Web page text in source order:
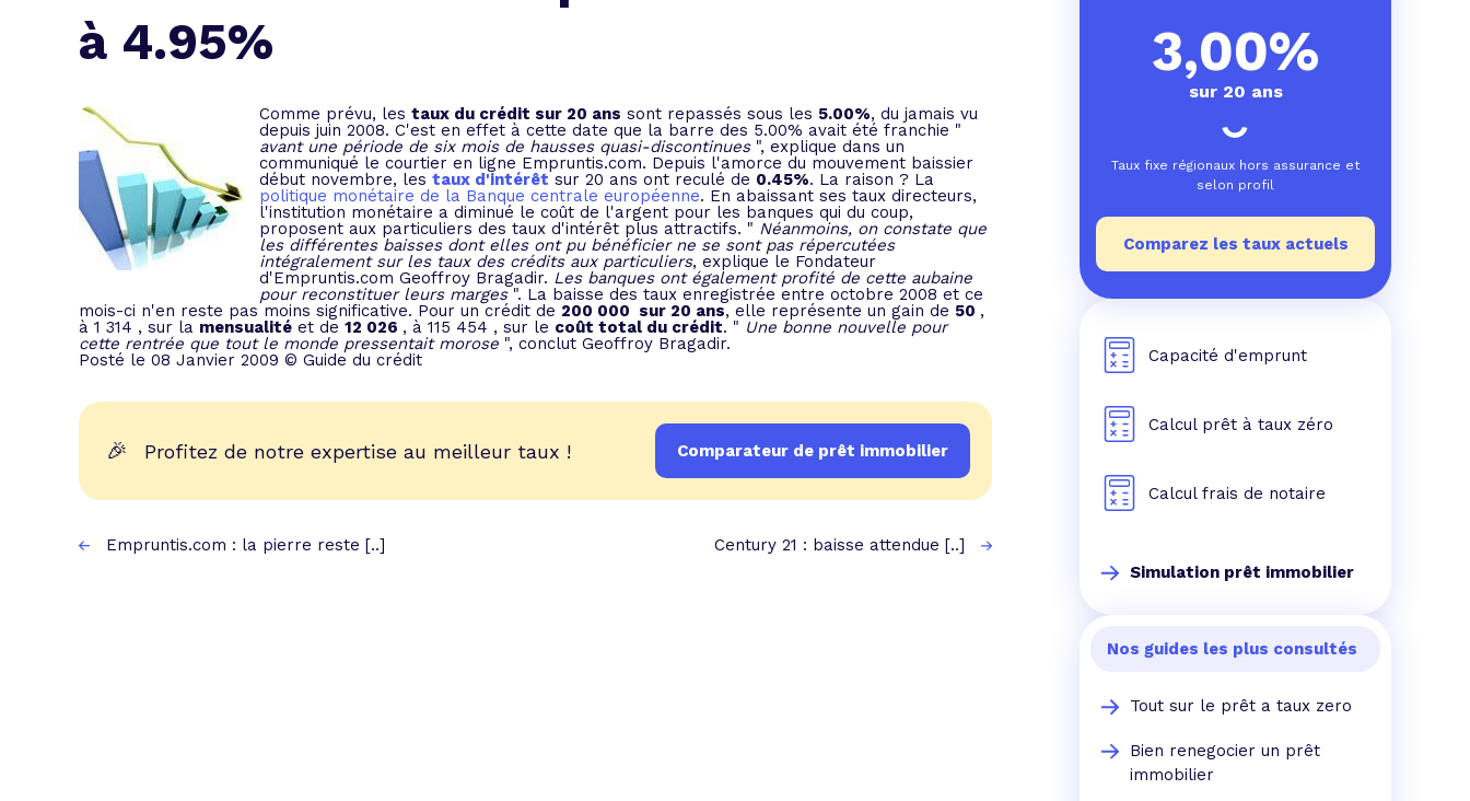
L'acte de vente et le remboursement
Profitez de notre expertise au meilleur taux !
Trouvez votre prêt conso au meilleur taux !
Bénéficiez de notre expertise en regroupement de crédits
à 4.95%
Comme prévu, les taux du crédit sur 20 ans sont repassés sous les 5.00%, du jamais vu
depuis juin 2008. C'est en effet à cette date que la barre des 5.00% avait été franchie "
avant une période de six mois de hausses quasi-discontinues", explique dans un
communiqué le courtier en ligne Empruntis.com. Depuis l'amorce du mouvement baissier
début novembre, les taux d'intérêt sur 20 ans ont reculé de 0.45%. La raison ? La
politique monétaire de la Banque centrale européenne. En abaissant ses taux directeurs,
l'institution monétaire a diminué le coût de l'argent pour les banques qui du coup,
proposent aux particuliers des taux d'intérêt plus attractifs. " Néanmoins, on constate que
les différentes baisses dont elles ont pu bénéficier ne se sont pas répercutées
intégralement sur les taux des crédits aux particuliers, explique le Fondateur
d'Empruntis.com Geoffroy Bragadir. Les banques ont également profité de cette aubaine
pour reconstituer leurs marges". La baisse des taux enregistrée entre octobre 2008 et ce
mois-ci n'en reste pas moins significative. Pour un crédit de 200 000  sur 20 ans, elle représente un gain de 50  ,
à 1 314 , sur la mensualité et de 12 026  , à 115 454 , sur le coût total du crédit. " Une bonne nouvelle pour
cette rentrée que tout le monde pressentait morose ", conclut Geoffroy Bragadir.
Posté le 08 Janvier 2009 © Guide du crédit
🎉 Profitez de notre expertise au meilleur taux ! Comparateur de prêt immobilier
Empruntis.com : la pierre reste [..] Century 21 : baisse attendue [..]
3,00%
sur 20 ans
Taux fixe régionaux hors assurance et
selon profil
Comparez les taux actuels
Capacité d'emprunt
Calcul prêt à taux zéro
Calcul frais de notaire
Simulation prêt immobilier
Nos guides les plus consultés
Tout sur le prêt a taux zero
Bien renegocier un prêt
immobilier